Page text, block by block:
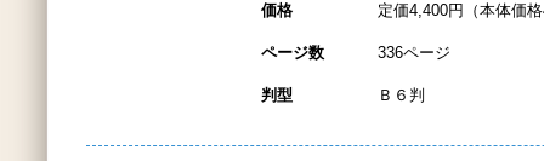
価格 定価4,400円（本体価
ページ数 336ページ
判型 Ｂ６判